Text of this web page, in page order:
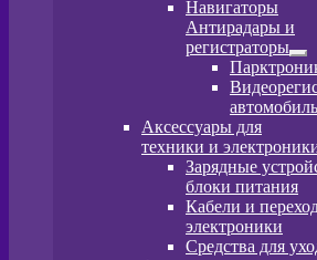
Навигаторы
Антирадары и
регистраторы
Аксессуары для
техники и
Зарядные
блоки питания
Кабели и
электроники
Средства для